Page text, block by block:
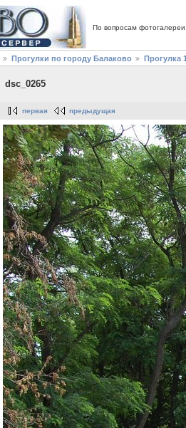
По вопросам
Прогулки по городу Балаково Прогулка
dsc_0265
первая предыдущая